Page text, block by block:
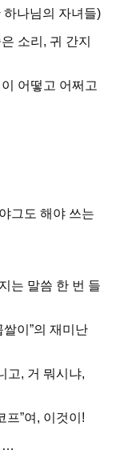
하나님의 자녀들)
소리, 귀 간지
어떻고 어쩌고
그도 해야 쓰는
는 말씀 한 번 들
쌀이”의 재미난
고, 거 뭐시냐,
프”여, 이것이!
…